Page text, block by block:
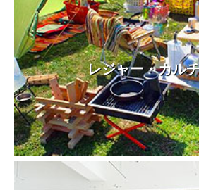
レジャー・カル